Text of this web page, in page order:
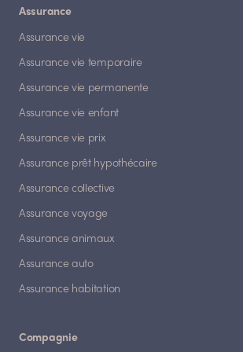
Assurance
Assurance vie
Assurance vie temporaire
Assurance vie permanente
Assurance vie enfant
Assurance vie prix
Assurance prêt hypothécaire
Assurance collective
Assurance voyage
Assurance animaux
Assurance auto
Assurance habitation
Compagnie